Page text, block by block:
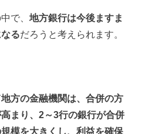
で、地方銀行は今後ますま
るだろうと考えられます。
方の金融機関は、合併の方
まり、2～3行の銀行が合併
模を大きくし、利益を確保